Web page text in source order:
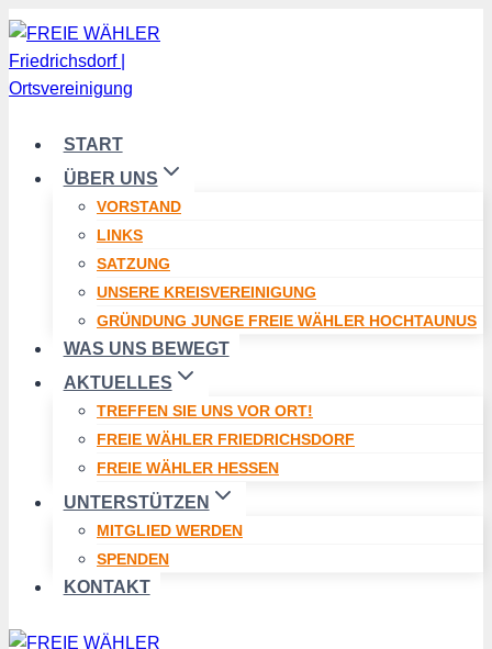
Zum
START
ÜBER UNS
VORSTAND
LINKS
SATZUNG
UNSERE KREISVEREINIGUNG
GRÜNDUNG JUNGE FREIE WÄHLER HOCHTAUNUS
WAS UNS BEWEGT
AKTUELLES
TREFFEN SIE UNS VOR ORT!
FREIE WÄHLER FRIEDRICHSDORF
FREIE WÄHLER HESSEN
UNTERSTÜTZEN
MITGLIED WERDEN
SPENDEN
KONTAKT